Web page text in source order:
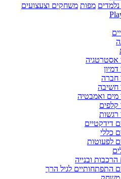
מפות משחקים וצעצועים
אסטרטגיה
חברה
חשיבה
ואמבטיה
דידקטיים
כללי
לפעוטות
הרכבות ובנייה
התפתחותיים לגיל הרך